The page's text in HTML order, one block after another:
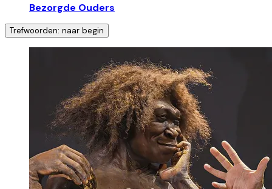
Bezorgde Ouders
Trefwoorden: naar begin